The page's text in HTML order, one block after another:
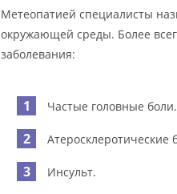
Метеопатией специалисты
окружающей среды. Более
заболевания:
Частые головные боли.
Атеросклеротические
Инсульт.